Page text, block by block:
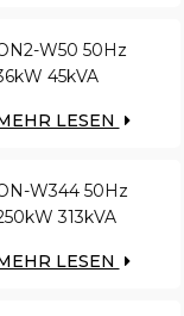
W50 50Hz
45kVA
42
LESEN
W344 50Hz
313kVA
308DE
LESEN